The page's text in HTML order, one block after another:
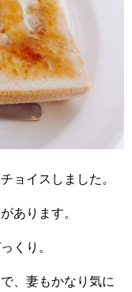
ョイスしました。
あります。
くり。
、妻もかなり気に